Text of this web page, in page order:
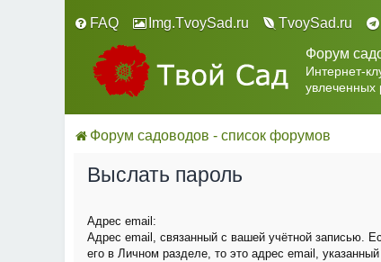
FAQ Img.TvoySad.ru TvoySad.ru
Форум
Интернет-
увлеченных
Форум садоводов - список форумов
Выслать пароль
Адрес email:
Адрес email, связанный с вашей учётной записью.
его в Личном разделе, то это адрес email,